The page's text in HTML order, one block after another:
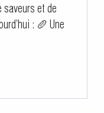
et de
: 🥖 Une